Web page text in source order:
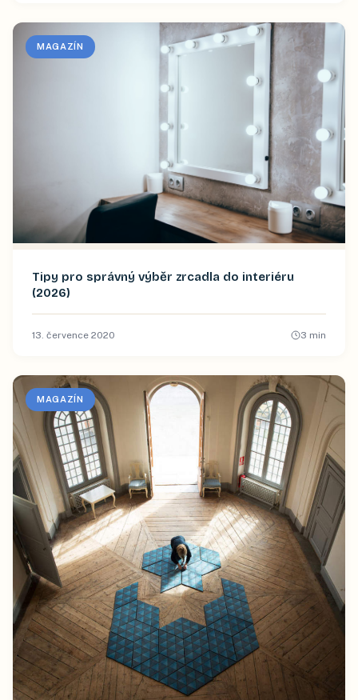
MAGAZÍN
Tipy pro správný výběr zrcadla do interiéru
(2026)
13. července 2020 3 min
MAGAZÍN